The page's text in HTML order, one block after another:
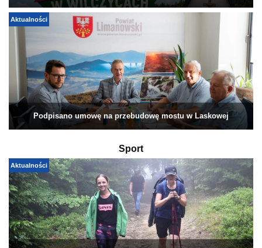
Aktualności
Podpisano umowę na przebudowę mostu w Laskowej
Sport
Aktualności